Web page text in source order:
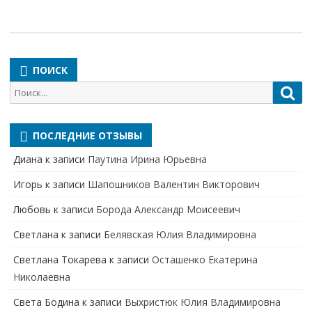
ПОИСК
Поиск
для:
ПОСЛЕДНИЕ ОТЗЫВЫ
Диана к записи Паутина Ирина Юрьевна
Игорь к записи Шапошников Валентин Викторович
Любовь к записи Борода Александр Моисеевич
Светлана к записи Белявская Юлия Владимировна
Cветлана Токарева к записи Осташенко Екатерина
Николаевна
Света Бодина к записи Выхристюк Юлия Владимировна